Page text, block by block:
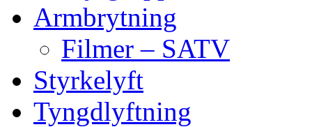
Armbrytning
Filmer – SATV
Styrkelyft
Tyngdlyftning